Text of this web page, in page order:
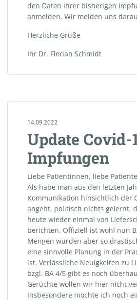
den Daten Ihrer bisherigen
anmelden. Wir melden uns
Herzliche Grüße
Ihr Dr. Florian Schmidt
14.09.2022
Update Covid-
Impfungen
Liebe Patientinnen, liebe
Als habe man aus den letzten
Kommunikation hinsichtlich der
angeht, politisch nichts gelernt,
heute wieder einmal von
berichten. Offiziell ist wohl nun
Mengen wurden aber so
eine sinnvolle Planung in der
ist. Verlässliche Neuigkeiten zu
bzgl. BA 4/5 gibt es noch
Gerüchte wollen wir hier nicht
Insbesondere möchte ich noch